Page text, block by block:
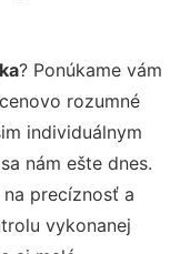
? Ponúkame vám
rozumné
individuálnym
nám ešte dnes.
precíznosť a
vykonanej